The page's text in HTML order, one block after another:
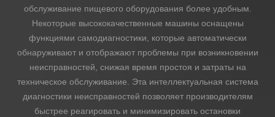
обслуживание пищевого оборудования более удобным.
Некоторые высококачественные машины оснащены
функциями самодиагностики, которые автоматически
обнаруживают и отображают проблемы при возникновении
неисправностей, снижая время простоя и затраты на
техническое обслуживание. Эта интеллектуальная система
диагностики неисправностей позволяет производителям
быстрее реагировать и минимизировать остановки